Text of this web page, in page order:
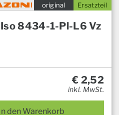
Ersatzteil
original
8434-1-Pl-L6 Vz
€ 2,52
inkl. MwSt.
den Warenkorb